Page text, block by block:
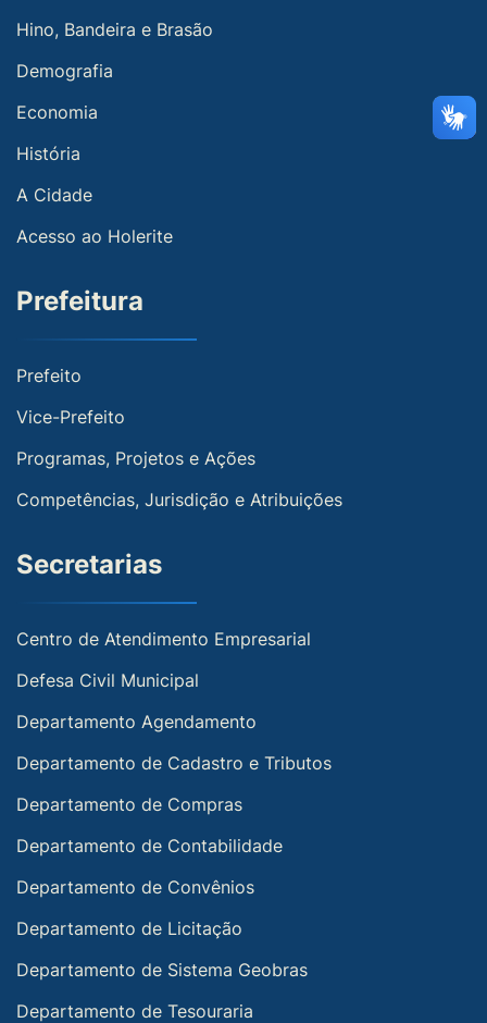
Hino, Bandeira e Brasão
Demografia
Economia
História
A Cidade
Acesso ao Holerite
Prefeitura
Prefeito
Vice-Prefeito
Programas, Projetos e Ações
Competências, Jurisdição e Atribuições
Secretarias
Centro de Atendimento Empresarial
Defesa Civil Municipal
Departamento Agendamento
Departamento de Cadastro e Tributos
Departamento de Compras
Departamento de Contabilidade
Departamento de Convênios
Departamento de Licitação
Departamento de Sistema Geobras
Departamento de Tesouraria